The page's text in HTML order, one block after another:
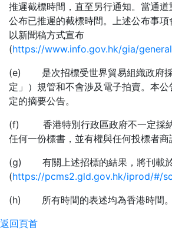
推遲截標時間，直至另行通知。當通
公布已推遲的截標時間。上述公布事
以新聞稿方式宣布
(https://www.info.gov.hk/gia/
(e) 是次招標受世界貿易組織政府採
定」）規管和不會渉及電子拍賣。本
定的摘要公告。
(f) 香港特別行政區政府不一定採納
任何一份標書，並有權與任何投標者商
(g) 有關上述招標的結果，將刊載於
(https://pcms2.gld.gov.hk/iprod/#/
(h) 所有時間的表述均為香港時間。
返回頁首